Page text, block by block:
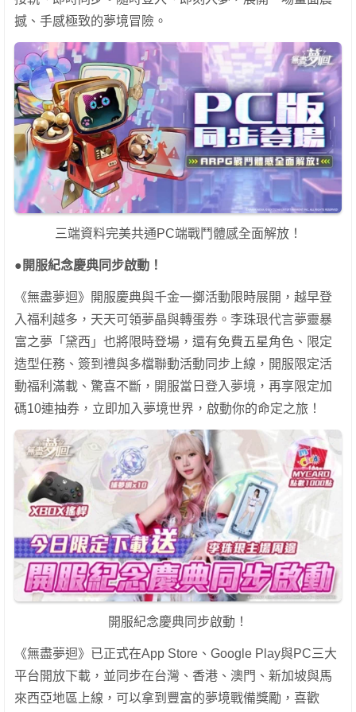
撼、手感極致的夢境冒險。
三端資料完美共通PC端戰鬥體感全面解放！
●開服紀念慶典同步啟動！
《無盡夢迴》開服慶典與千金一擲活動限時展開，越早登
入福利越多，天天可領夢晶與轉蛋券。李珠珢代言夢靈暴
富之夢「黛西」也將限時登場，還有免費五星角色、限定
造型任務、簽到禮與多檔聯動活動同步上線，開服限定活
動福利滿載、驚喜不斷，開服當日登入夢境，再享限定加
碼10連抽券，立即加入夢境世界，啟動你的命定之旅！
開服紀念慶典同步啟動！
《無盡夢迴》已正式在App Store、Google Play與PC三大
平台開放下載，並同步在台灣、香港、澳門、新加坡與馬
來西亞地區上線，可以拿到豐富的夢境戰備獎勵，喜歡